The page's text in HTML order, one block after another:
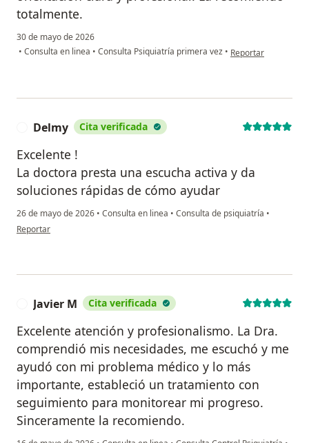
totalmente.
30 de mayo de 2026
• Consulta en linea • Consulta Psiquiatría primera vez • en opinión del
Reportar
Delmy Cita verificada
Excelente !
La doctora presta una escucha activa y da
soluciones rápidas de cómo ayudar
26 de mayo de 2026 • Consulta en linea • Consulta de psiquiatría •
en opinión del usuario Delmy
Reportar
Javier M Cita verificada
Excelente atención y profesionalismo. La Dra.
comprendió mis necesidades, me escuchó y me
ayudó con mi problema médico y lo más
importante, estableció un tratamiento con
seguimiento para monitorear mi progreso.
Sinceramente la recomiendo.